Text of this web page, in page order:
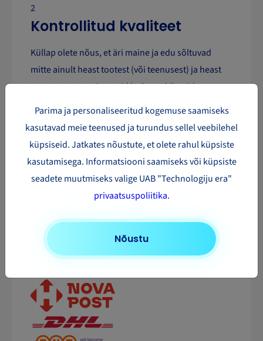
2
Kontrollitud kvaliteet
Küllap olete nõus, et äri maine ja edu sõltuvad
mitte ainult heast tootest (või teenusest) ja heast
turustusstrateegiast vaid ka heast klientide
teenindamisest, teilt ostnud kliendi muljetest.
Kuna kliendi muljed sõltuvad otseselt
kättetoimetamisteenuse kvaliteedist, peate valima
partnereid vastutustundlikult, sest nad esindavad
Teie äri. Sendparcel.com partnerite reas on ainult
rahvusvaheliselt tunnustatud vedajad. Teie ostjad
tunnevad tõesti ära teenuse kvaliteedierinevused.
Kiire ja kvaliteetne kättetoimetamine – õnnelik
klient – Teie edukas äri.
Parima ja personaliseeritud kogemuse saamiseks
kasutavad meie teenused ja turundus sellel veebilehel
küpsiseid. Jatkates nõustute, et olete rahul küpsiste
kasutamisega. Informatsiooni saamiseks või küpsiste
seadete muutmiseks valige UAB "Technologiju era"
privaatsuspoliitika.
Nõustu